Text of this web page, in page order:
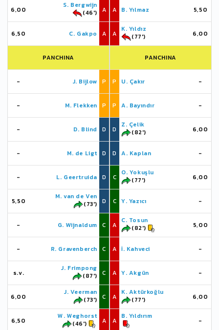
6,00
S. Bergwijn
(46')
A
6,50 C. Gakpo A
PANCHINA
- J. Bijlow P
- M. Flekken P
- D. Blind D
- M. de Ligt D
- L. Geertruida D
5,50
M. van de Ven
(73')
D
- G. Wijnaldum C
- R. Gravenberch C
s.v.
J. Frimpong
(87')
C
6,00
J. Veerman
(73')
C
6,50
W. Weghorst
(46')
A
A B. Yılmaz 5,50
A
K. Yıldız
(77')
6,00
PANCHINA
P U. Çakır -
P A. Bayındır -
D
Z. Çelik
(82')
6,00
D A. Kaplan -
C
O. Yokuşlu
(77')
6,00
C Y. Yazıcı -
A
C. Tosun
(82')
5,00
A İ. Kahveci -
A Y. Akgün -
A
K. Aktürkoğlu
(77')
6,00
A
B. Yıldırım
-